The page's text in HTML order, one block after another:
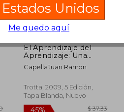
45%
dcto.
El Aprendizaje del
Aprendizaje: Una
Introducción al
Estudio del Derecho
CapellaJuan Ramon
Trotta, 2009, 5 Edición,
Tapa Blanda, Nuevo
Estados Unidos
Me quedo aquí